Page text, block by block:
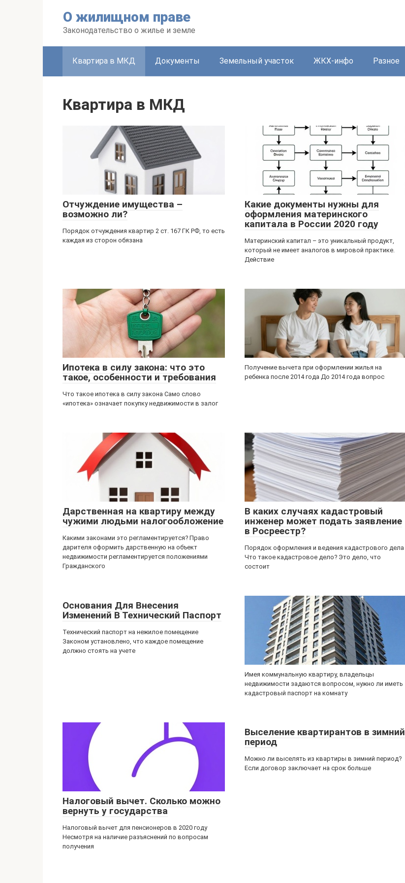
О жилищном праве
Законодательство о жилье и земле
Квартира в МКД Документы Земельный участок ЖКХ-инфо Разное
Квартира в МКД
Отчуждение имущества –
возможно ли?
Порядок отчуждения квартир 2 ст. 167 ГК РФ, то есть
каждая из сторон обязана
Какие документы нужны для
оформления материнского
капитала в России 2020 году
Материнский капитал – это уникальный продукт,
который не имеет аналогов в мировой практике.
Действие
Ипотека в силу закона: что это
такое, особенности и требования
Что такое ипотека в силу закона Само слово
«ипотека» означает покупку недвижимости в залог
Получение вычета при оформлении жилья на
ребенка после 2014 года До 2014 года вопрос
Дарственная на квартиру между
чужими людьми налогообложение
Какими законами это регламентируется? Право
дарителя оформить дарственную на объект
недвижимости регламентируется положениями
Гражданского
В каких случаях кадастровый
инженер может подать заявление
в Росреестр?
Порядок оформления и ведения кадастрового дела
Что такое кадастровое дело? Это дело, что
состоит
Основания Для Внесения
Изменений В Технический Паспорт
Технический паспорт на нежилое помещение
Законом установлено, что каждое помещение
должно стоять на учете
Имея коммунальную квартиру, владельцы
недвижимости задаются вопросом, нужно ли иметь
кадастровый паспорт на комнату
Налоговый вычет. Сколько можно
вернуть у государства
Налоговый вычет для пенсионеров в 2020 году
Несмотря на наличие разъяснений по вопросам
получения
Выселение квартирантов в зимний
период
Можно ли выселять из квартиры в зимний период?
Если договор заключает на срок больше